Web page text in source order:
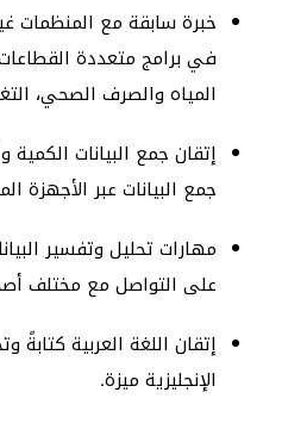
خبرة سابقة مع المنظمات
في برامج متعددة القطاعات
المياه والصرف الصحي،
إتقان جمع البيانات
جمع البيانات عبر الأجهزة
مهارات تحليل وتفسير
على التواصل مع مختلف
إتقان اللغة العربية كتابةً
الإنجليزية ميزة.